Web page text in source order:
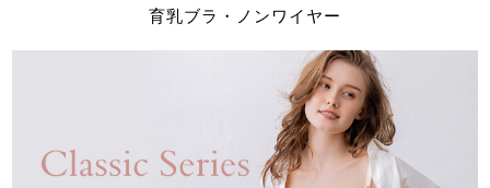
育乳ブラ・ノンワイヤー